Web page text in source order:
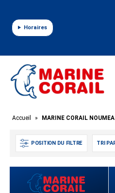
Horaires
Accueil » MARINE CORAIL NOUMEA
POSITION DU FILTRE